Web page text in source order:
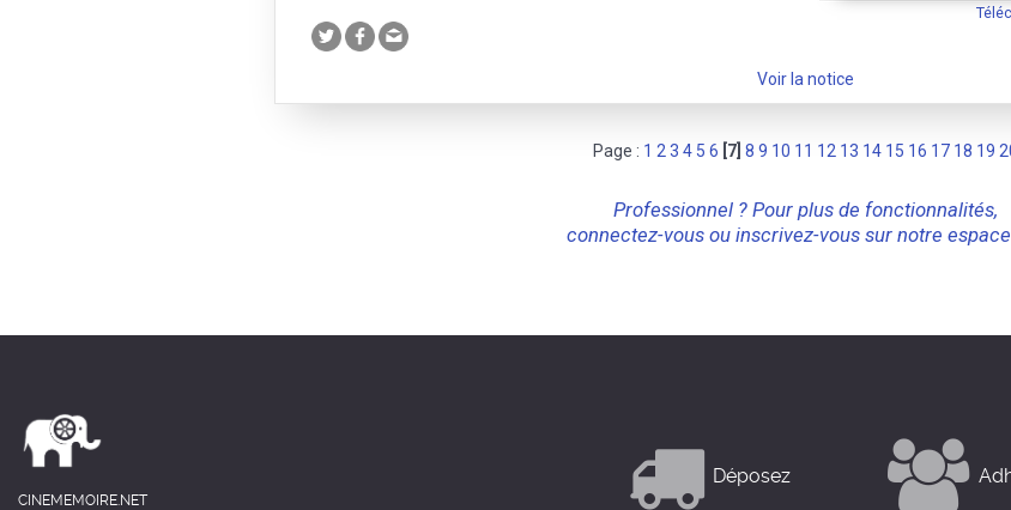
Voir la notice
Page : 1 2 3 4 5 6 [7] 8 9 10 11 12 13 14 15 16 17 18 19
Professionnel ? Pour plus de fonctionnalités,
connectez-vous ou inscrivez-vous sur notre
CINEMEMOIRE.NET
Déposez